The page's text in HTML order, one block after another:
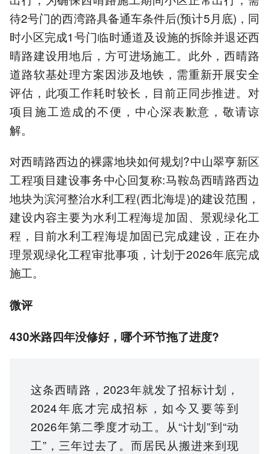
待2号门的西湾路具备通车条件后(预计5月底)，同
时小区完成1号门临时通道及设施的拆除并退还西
晴路建设用地后，方可进场施工。此外，西晴路
道路软基处理方案因涉及地铁，需重新开展安全
评估，此项工作耗时较长，目前正同步推进。对
项目施工造成的不便，中心深表歉意，敬请谅
解。
对西晴路西边的裸露地块如何规划?中山翠亨新区
工程项目建设事务中心回复称:马鞍岛西晴路西边
地块为滨河整治水利工程(西北海堤)的建设范围，
建设内容主要为水利工程海堤加固、景观绿化工
程，目前水利工程海堤加固已完成建设，正在办
理景观绿化工程审批事项，计划于2026年底完成
施工。
微评
430米路四年没修好， 哪个环节拖了进度?
这条西晴路，2023年就发了招标计划，
2024年底才完成招标，如今又要等到
2026年第二季度才动工。从“计划”到“动
工”，三年过去了。而居民从搬进来到现